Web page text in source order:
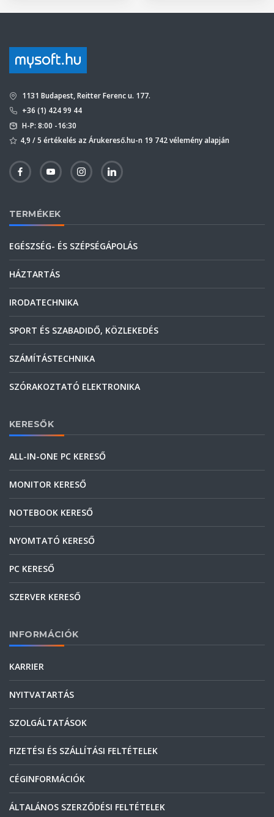
1131 Budapest, Reitter Ferenc u. 177.
+36 (1) 424 99 44
H-P: 8:00 -16:30
4,9 / 5 értékelés az Árukereső.hu-n 19 742 vélemény alapján
TERMÉKEK
EGÉSZSÉG- ÉS SZÉPSÉGÁPOLÁS
HÁZTARTÁS
IRODATECHNIKA
SPORT ÉS SZABADIDŐ, KÖZLEKEDÉS
SZÁMÍTÁSTECHNIKA
SZÓRAKOZTATÓ ELEKTRONIKA
KERESŐK
ALL-IN-ONE PC KERESŐ
MONITOR KERESŐ
NOTEBOOK KERESŐ
NYOMTATÓ KERESŐ
PC KERESŐ
SZERVER KERESŐ
INFORMÁCIÓK
KARRIER
NYITVATARTÁS
SZOLGÁLTATÁSOK
FIZETÉSI ÉS SZÁLLÍTÁSI FELTÉTELEK
CÉGINFORMÁCIÓK
ÁLTALÁNOS SZERZŐDÉSI FELTÉTELEK